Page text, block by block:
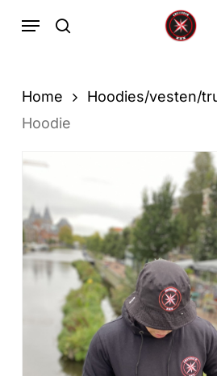
hoofdinhoud
zoekopdracht
Menu
Winkelwagen
Home Hoodies/vesten/
Hoodie